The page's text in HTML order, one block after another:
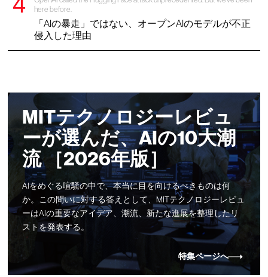
here before.
「AIの暴走」ではない、オープンAIのモデルが不正
侵入した理由
MITテクノロジーレビュ
ーが選んだ、AIの10大潮
流 ［2026年版］
AIをめぐる喧騒の中で、本当に目を向けるべきものは何
か。この問いに対する答えとして、MITテクノロジーレビュ
ーはAIの重要なアイデア、潮流、新たな進展を整理したリ
ストを発表する。
特集ページへ